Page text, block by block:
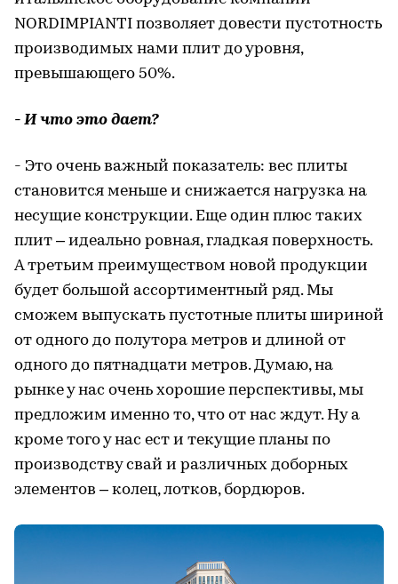
NORDIMPIANTI позволяет довести пустотность
производимых нами плит до уровня,
превышающего 50%.
- И что это дает?
- Это очень важный показатель: вес плиты
становится меньше и снижается нагрузка на
несущие конструкции. Еще один плюс таких
плит – идеально ровная, гладкая поверхность.
А третьим преимуществом новой продукции
будет большой ассортиментный ряд. Мы
сможем выпускать пустотные плиты шириной
от одного до полутора метров и длиной от
одного до пятнадцати метров. Думаю, на
рынке у нас очень хорошие перспективы, мы
предложим именно то, что от нас ждут. Ну а
кроме того у нас ест и текущие планы по
производству свай и различных доборных
элементов – колец, лотков, бордюров.